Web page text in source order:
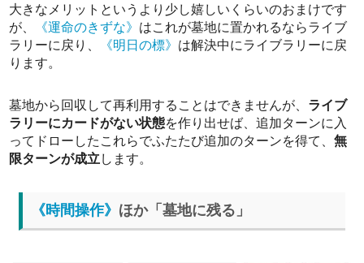
大きなメリットというより少し嬉しいくらいのおまけです
が、
《運命のきずな》 はこれが墓地に置かれるならライブ
ラリーに戻り、
《明日の標》 は解決中にライブラリーに戻
ります。
墓地から回収して再利用することはできませんが、 ライブ
ラリーにカードがない状態を作り出せば、追加ターンに入
ってドローしたこれらでふたたび追加のターンを得て、無
限ターンが成立します。
《時間操作》 ほか「墓地に残る」